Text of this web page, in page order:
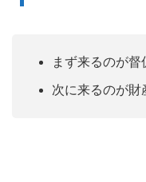
まず来るのが督
次に来るのが財